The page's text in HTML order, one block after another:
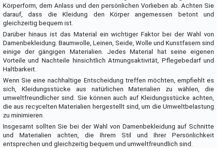
Körperform, dem Anlass und den persönlichen Vorlieben ab. Achten Sie
darauf, dass die Kleidung den Körper angemessen betont und
gleichzeitig bequem ist.
Darüber hinaus ist das Material ein wichtiger Faktor bei der Wahl von
Damenbekleidung. Baumwolle, Leinen, Seide, Wolle und Kunstfasern sind
einige der gängigen Materialien. Jedes Material hat seine eigenen
Vorteile und Nachteile hinsichtlich Atmungsaktivität, Pflegebedarf und
Haltbarkeit.
Wenn Sie eine nachhaltige Entscheidung treffen möchten, empfiehlt es
sich, Kleidungsstücke aus natürlichen Materialien zu wählen, die
umweltfreundlicher sind. Sie können auch auf Kleidungsstücke achten,
die aus recycelten Materialien hergestellt sind, um die Umweltbelastung
zu minimieren.
Insgesamt sollten Sie bei der Wahl von Damenbekleidung auf Schnitte
und Materialien achten, die Ihrem Stil und Ihrer Persönlichkeit
entsprechen und gleichzeitig bequem und umweltfreundlich sind.